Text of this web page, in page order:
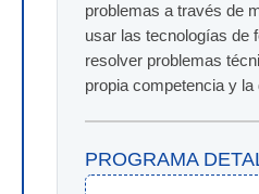
problemas a través de
usar las tecnologías de
resolver problemas
propia competencia y la
PROGRAMA